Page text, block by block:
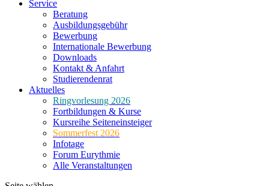
Service
Beratung
Ausbildungsgebühr
Bewerbung
Internationale Bewerbung
Downloads
Kontakt & Anfahrt
Studierendenrat
Aktuelles
Ringvorlesung 2026
Fortbildungen & Kurse
Kursreihe Seiteneinsteiger
Sommerfest 2026
Infotage
Forum Eurythmie
Alle Veranstaltungen